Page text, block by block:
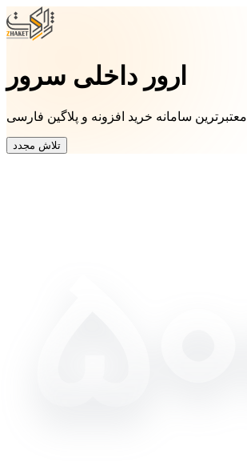
ارور داخلی سرور
معتبرترین سامانه خرید افزونه و پلاگین فارسی
تلاش مجدد